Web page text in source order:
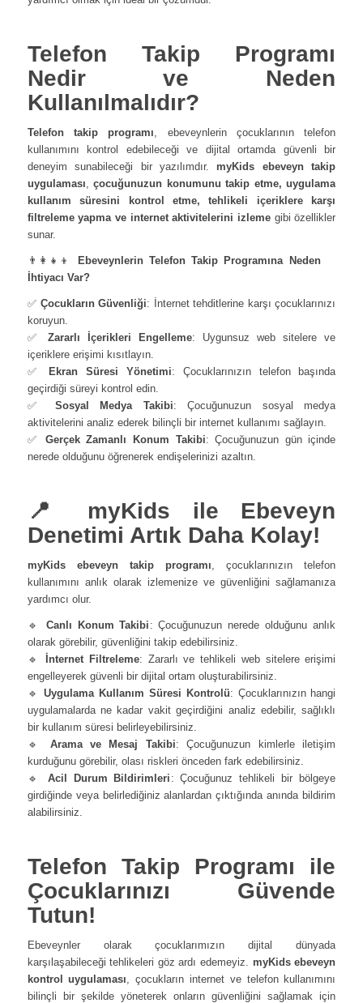
Telefon Takip Programı
Nedir ve Neden
Kullanılmalıdır?
Telefon takip programı , ebeveynlerin çocuklarının telefon
kullanımını kontrol edebileceği ve dijital ortamda güvenli bir
deneyim sunabileceği bir yazılımdır. myKids ebeveyn takip
uygulaması ,çocuğunuzun konumunu takip etme, uygulama
kullanım süresini kontrol etme, tehlikeli içeriklere karşı
filtreleme yapma ve internet aktivitelerini izleme gibi özellikler
sunar.
👨‍👩‍👧‍👦
Ebeveynlerin Telefon Takip Programına Neden
İhtiyacı Var?
✅ Çocukların Güvenliği: İnternet tehditlerine karşı çocuklarınızı
koruyun.
✅ Zararlı İçerikleri Engelleme: Uygunsuz web sitelere ve
içeriklere erişimi kısıtlayın.
✅
Ekran Süresi Yönetimi: Çocuklarınızın telefon başında
geçirdiği süreyi kontrol edin.
✅ Sosyal Medya Takibi: Çocuğunuzun sosyal medya
aktivitelerini analiz ederek bilinçli bir internet kullanımı sağlayın.
✅ Gerçek Zamanlı Konum Takibi: Çocuğunuzun gün içinde
nerede olduğunu öğrenerek endişelerinizi azaltın.
📍 myKids ile Ebeveyn
Denetimi Artık Daha Kolay!
myKids ebeveyn takip programı , çocuklarınızın telefon
kullanımını anlık olarak izlemenize ve güvenliğini sağlamanıza
yardımcı olur.
🔹 Canlı Konum Takibi : Çocuğunuzun nerede olduğunu anlık
olarak görebilir, güvenliğini takip edebilirsiniz.
🔹
İnternet Filtreleme: Zararlı ve tehlikeli web sitelere erişimi
engelleyerek güvenli bir dijital ortam oluşturabilirsiniz.
🔹Uygulama Kullanım Süresi Kontrolü: Çocuklarınızın hangi
uygulamalarda ne kadar vakit geçirdiğini analiz edebilir, sağlıklı
bir kullanım süresi belirleyebilirsiniz.
🔹 Arama ve Mesaj Takibi: Çocuğunuzun kimlerle iletişim
kurduğunu görebilir, olası riskleri önceden fark edebilirsiniz.
🔹 Acil Durum Bildirimleri : Çocuğunuz tehlikeli bir bölgeye
girdiğinde veya belirlediğiniz alanlardan çıktığında anında bildirim
alabilirsiniz.
Telefon Takip Programı ile
Çocuklarınızı Güvende
Tutun!
Ebeveynler olarak çocuklarımızın dijital dünyada
karşılaşabileceği tehlikeleri göz ardı edemeyiz. myKids ebeveyn
kontrol uygulaması , çocukların internet ve telefon kullanımını
bilinçli bir şekilde yöneterek onların güvenliğini sağlamak için